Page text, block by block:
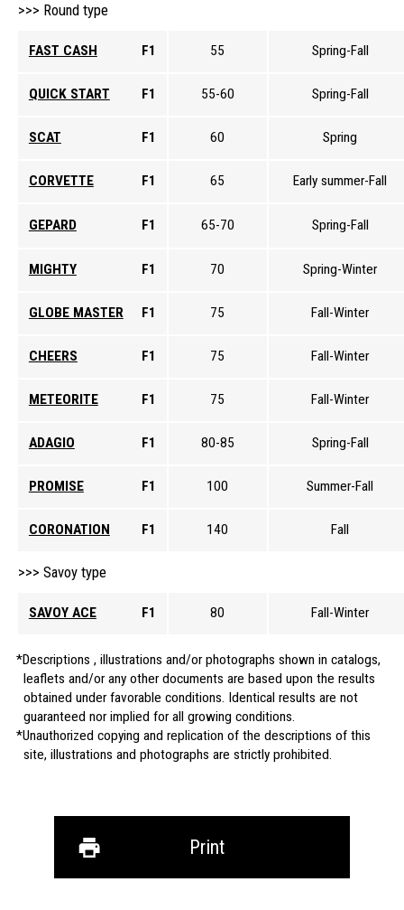
Round type
FAST CASH F1 55 Spring-Fall
QUICK START F1 55-60 Spring-Fall
SCAT F1 60 Spring
CORVETTE F1 65 Early summer-Fall
GEPARD F1 65-70 Spring-Fall
MIGHTY F1 70 Spring-Winter
GLOBE MASTER F1 75 Fall-Winter
CHEERS F1 75 Fall-Winter
METEORITE F1 75 Fall-Winter
ADAGIO F1 80-85 Spring-Fall
PROMISE F1 100 Summer-Fall
CORONATION F1 140 Fall
Savoy type
SAVOY ACE F1 80 Fall-Winter
Descriptions , illustrations and/or photographs shown in catalogs,
leaflets and/or any other documents are based upon the results
obtained under favorable conditions. Identical results are not
guaranteed nor implied for all growing conditions.
Unauthorized copying and replication of the descriptions of this
site, illustrations and photographs are strictly prohibited.
Print